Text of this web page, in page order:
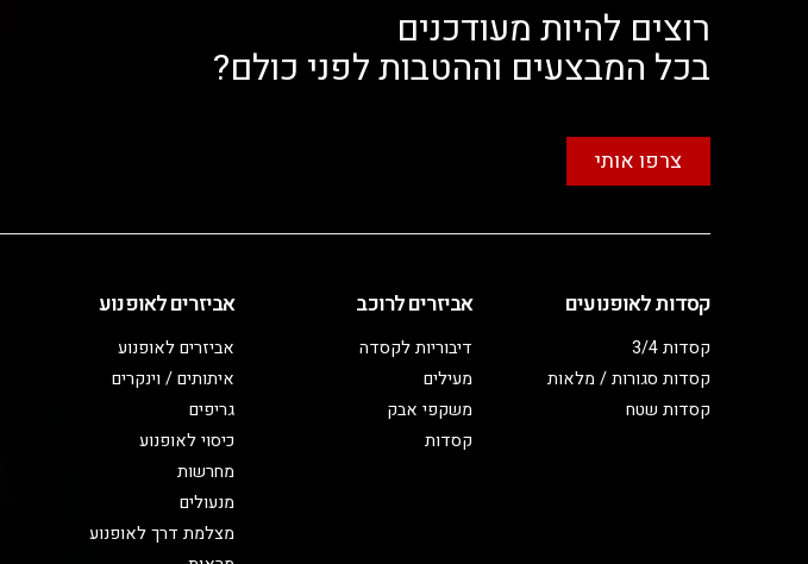
רוצים להיות מעודכנים
בכל המבצעים וההטבות לפני כולם?
צרפו אותי
קסדות לאופנועים
קסדות 3/4
קסדות סגורות / מלאות
קסדות שטח
אביזרים לרוכב
דיבוריות לקסדה
מעילים
משקפי אבק
קסדות
אביזרים לאופנוע
אביזרים לאופנוע
איתותים / וינקרים
גריפים
כיסוי לאופנוע
מחרשות
מנעולים
מצלמת דרך לאופנוע